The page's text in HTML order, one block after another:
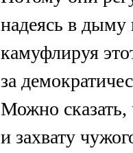
надеясь в дыму
камуфлируя
за
Можно сказать,
и захвату